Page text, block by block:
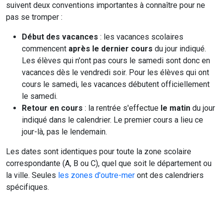
suivent deux conventions importantes à connaître pour ne
pas se tromper :
Début des vacances : les vacances scolaires
commencent après le dernier cours du jour indiqué.
Les élèves qui n'ont pas cours le samedi sont donc en
vacances dès le vendredi soir. Pour les élèves qui ont
cours le samedi, les vacances débutent officiellement
le samedi.
Retour en cours : la rentrée s'effectue le matin du jour
indiqué dans le calendrier. Le premier cours a lieu ce
jour-là, pas le lendemain.
Les dates sont identiques pour toute la zone scolaire
correspondante (A, B ou C), quel que soit le département ou
la ville. Seules les zones d'outre-mer ont des calendriers
spécifiques.